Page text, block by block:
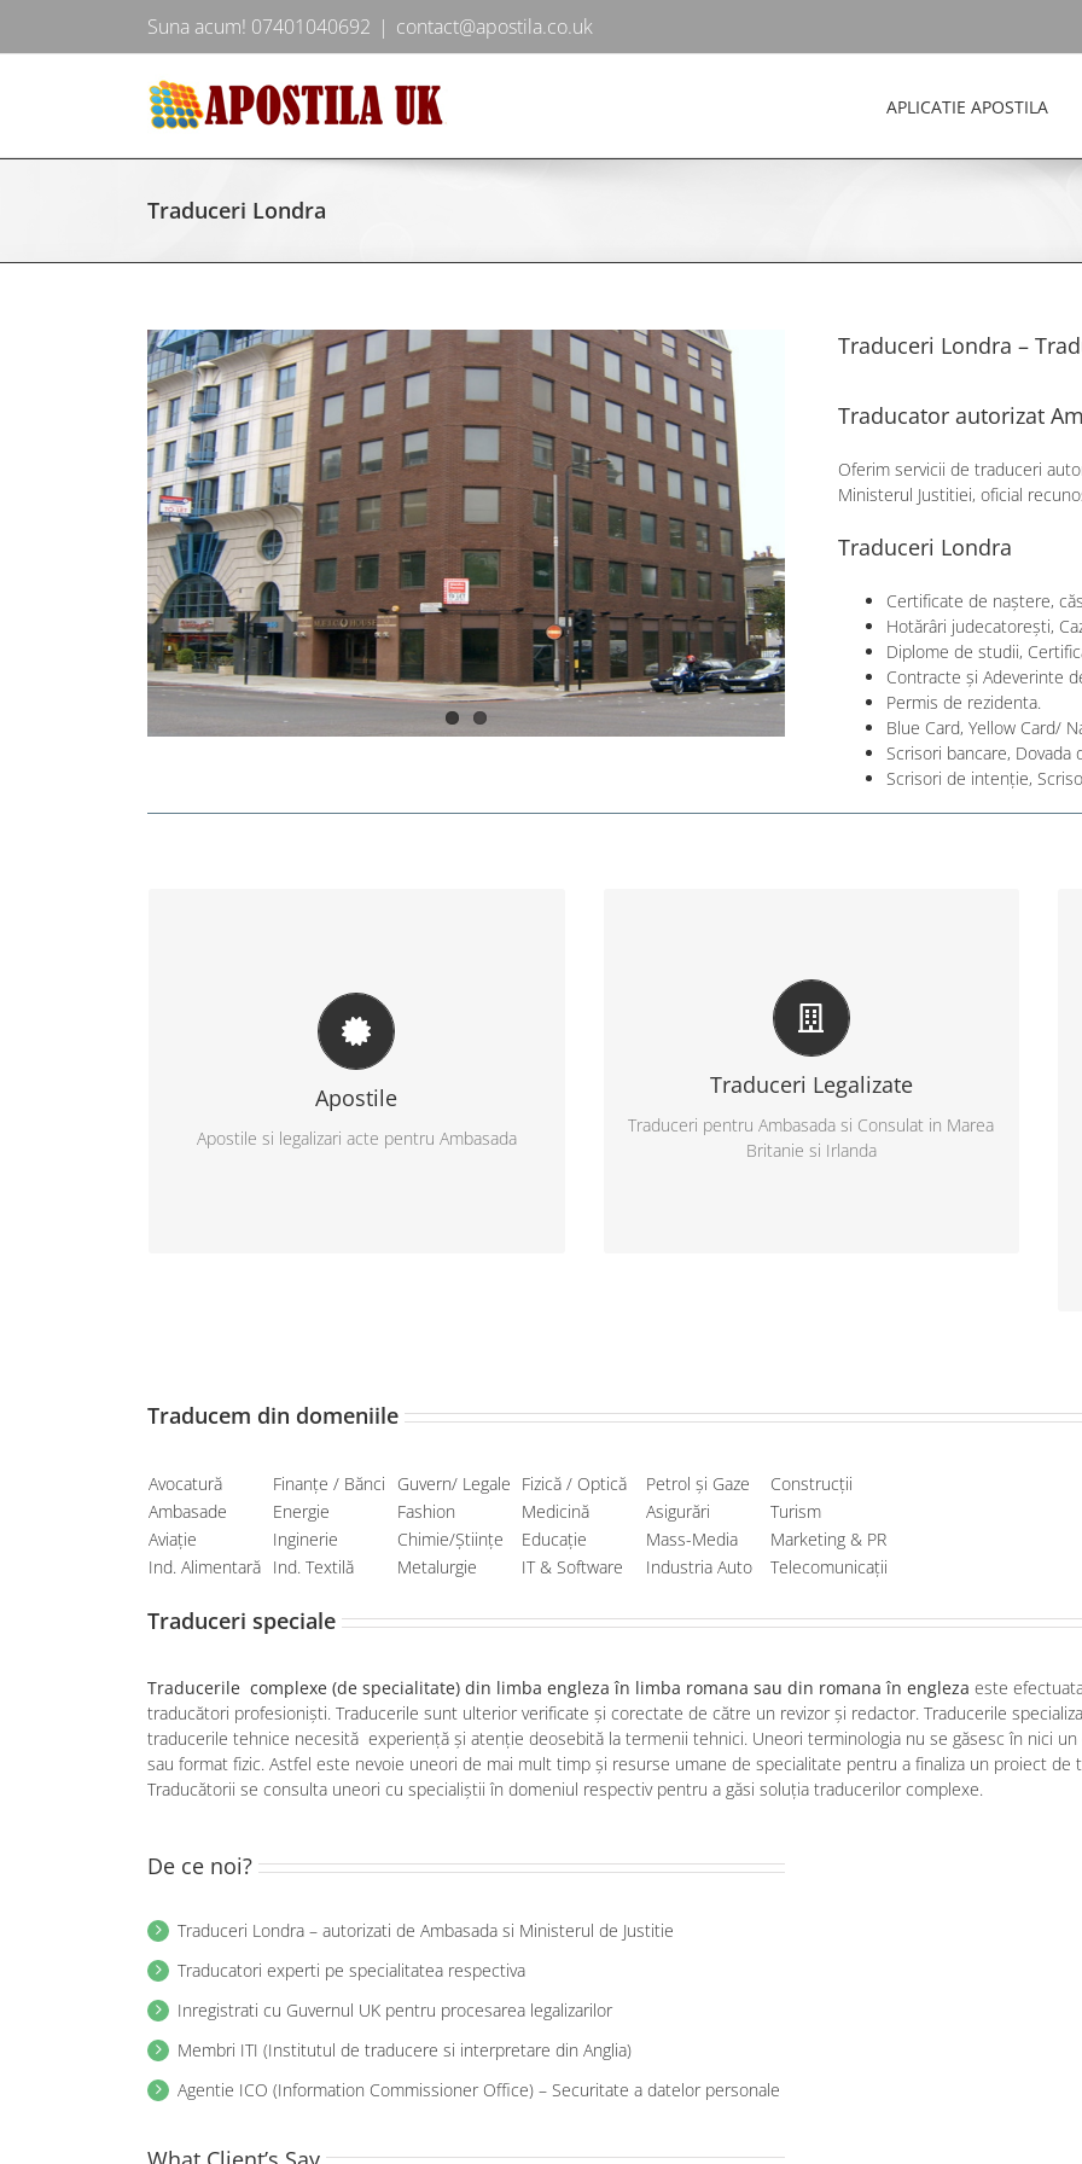
content
Suna acum! 07401040692 | contact@apostila.co.uk
APLICATIE APOSTILA
Traduceri Londra
Traduceri Londra –
Traducator autorizat
Oferim servicii de traduceri
Ministerul Justitiei, oficial
Traduceri Londra
Certificate de naștere,
Hotărâri judecatorești,
Diplome de studii,
Contracte și Adeverinte
Permis de rezidenta.
Blue Card, Yellow Card/
Scrisori bancare, Dovada
Scrisori de intenție,
Apostile
Apostile si legalizari acte pentru Ambasada
nu sunt recunoscute de către Statul
Român și Consulatul României la
Londra dacă nu poartă sigiliul Apostilei
de la Haga. Apostilarea se poate obtine
in 3-4 zile (sau 24h in regim de urgenta).
Traduceri Legalizate
Traduceri pentru Ambasada si Consulat in Marea
Britanie si Irlanda
Traducerile pentru Ambasada sunt
autorizate de traducatori autorizati de
Ambasada Romaniei la Londra. De
asemenea traducem si certificam in
peste 150 de limbi (Europa, Asia, Africa,
America Latina. Traduceri speciale
pentru NMC – Asistenti medicali,
Traducem din domeniile
Avocatură Finanțe / Bănci Guvern/ Legale Fizică / Optică Petrol și Gaze
Construcții
Ambasade
Energie Fashion Medicină Asigurări
Turism
Aviație
Inginerie Chimie/Științe Educație Mass-Media
Marketing & PR
Ind. Alimentară Ind. Textilă Metalurgie IT & Software Industria Auto Telecomunicații
Traduceri speciale
Traducerile complexe (de specialitate) din limba engleza în limba romana sau din romana în engleza este
traducători profesioniști. Traducerile sunt ulterior verificate și corectate de către un revizor și redactor. Traducerile
traducerile tehnice necesită experiență și atenție deosebită la termenii tehnici. Uneori terminologia nu se găsesc în nici
sau format fizic. Astfel este nevoie uneori de mai mult timp și resurse umane de specialitate pentru a finaliza un proiect de
Traducătorii se consulta uneori cu specialiștii în domeniul respectiv pentru a găsi soluția traducerilor complexe.
De ce noi?
Traduceri Londra – autorizati de Ambasada si Ministerul de Justitie
Traducatori experti pe specialitatea respectiva
Inregistrati cu Guvernul UK pentru procesarea legalizarilor
Membri ITI (Institutul de traducere si interpretare din Anglia)
Agentie ICO (Information Commissioner Office) – Securitate a datelor personale